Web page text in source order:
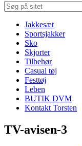
Søg
på
Jakkesæt
Sportsjakker
Sko
Skjorter
Tilbehør
Casual tøj
Festtøj
Leben
BUTIK DVM
Kontakt Torsten
TV-avisen-3